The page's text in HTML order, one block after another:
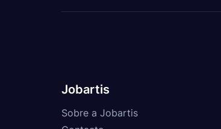
Jobartis
Sobre a Jobartis